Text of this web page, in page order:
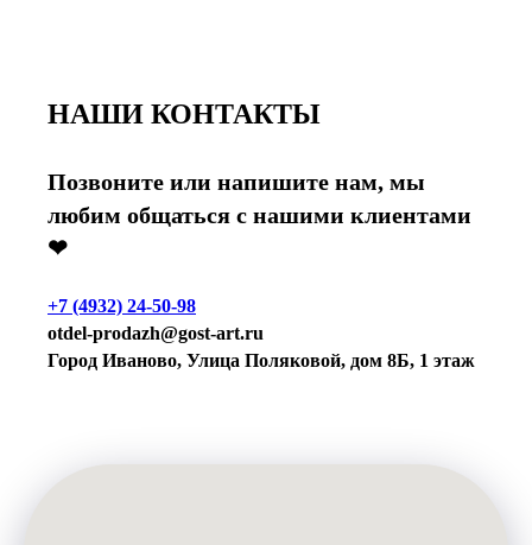
НАШИ КОНТАКТЫ
Позвоните или напишите нам, мы
любим общаться с нашими клиентами
❤
+7 (4932) 24-50-98
otdel-prodazh@gost-art.ru
Город Иваново, Улица Поляковой, дом 8Б, 1 этаж